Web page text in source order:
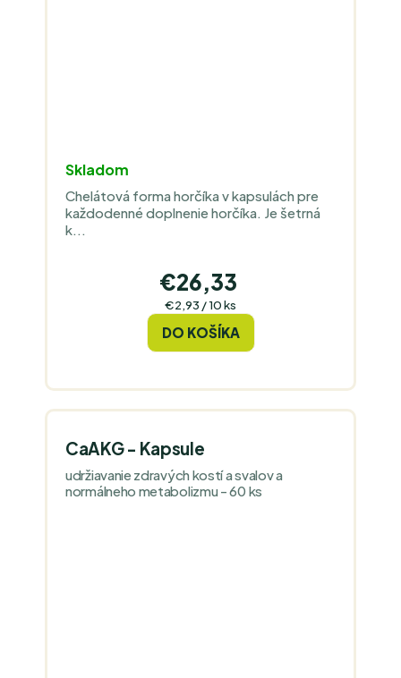
Skladom
Chelátová forma horčíka v kapsulách pre
každodenné doplnenie horčíka. Je šetrná
k...
€26,33
Jednotková
€2,93 / 10 ks
DO KOŠÍKA
CaAKG - Kapsule
udržiavanie zdravých kostí a svalov a
normálneho metabolizmu - 60 ks